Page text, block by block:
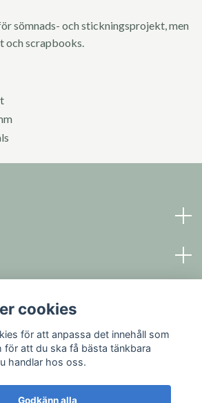
sömnads- och stickningsprojekt, men
och scrapbooks.
cookies
för att anpassa det innehåll som
för att du ska få bästa tänkbara
handlar hos oss.
Godkänn alla